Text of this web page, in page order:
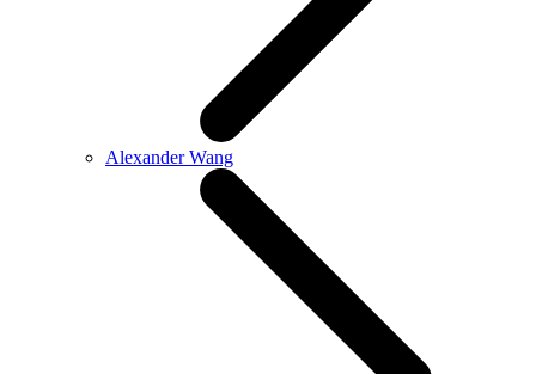
Alexander Wang